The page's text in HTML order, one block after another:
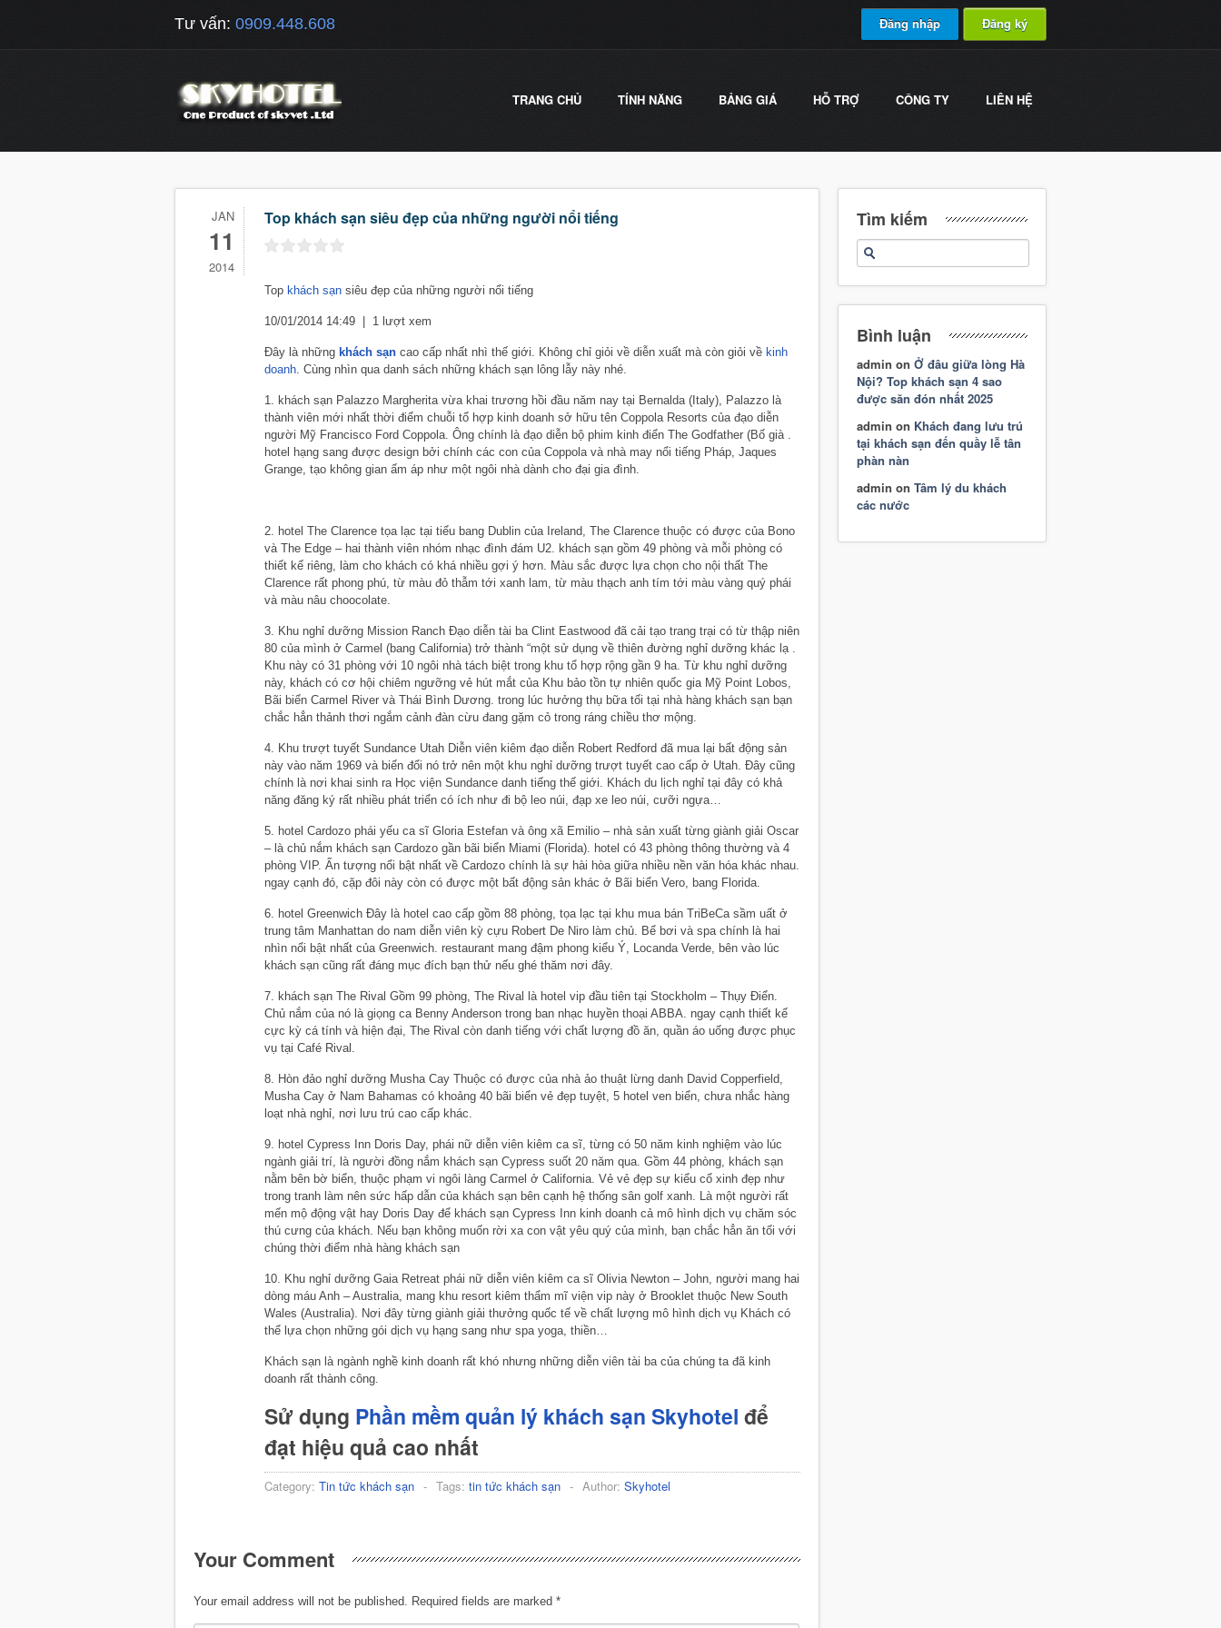
Tư vấn: 0909.448.608 Đăng nhập Đăng ký
TRANG CHỦ TÍNH NĂNG BẢNG GIÁ HỖ TRỢ CÔNG TY LIÊN HỆ
JAN
11
2014
Top khách sạn siêu đẹp của những người nổi tiếng
Top khách sạn siêu đẹp của những người nổi tiếng
10/01/2014 14:49 | 1 lượt xem
Đây là những khách sạn cao cấp nhất nhì thế giới. Không chỉ giỏi về diễn xuất mà còn giỏi về kinh
doanh. Cùng nhìn qua danh sách những khách sạn lông lẫy này nhé.
1. khách sạn Palazzo Margherita vừa khai trương hồi đầu năm nay tại Bernalda (Italy), Palazzo là
thành viên mới nhất thời điểm chuỗi tổ hợp kinh doanh sở hữu tên Coppola Resorts của đạo diễn
người Mỹ Francisco Ford Coppola. Ông chính là đạo diễn bộ phim kinh điển The Godfather (Bố già .
hotel hạng sang được design bởi chính các con của Coppola và nhà may nổi tiếng Pháp, Jaques
Grange, tạo không gian ấm áp như một ngôi nhà dành cho đại gia đình.
2. hotel The Clarence tọa lạc tại tiểu bang Dublin của Ireland, The Clarence thuộc có được của Bono
và The Edge – hai thành viên nhóm nhạc đình đám U2. khách sạn gồm 49 phòng và mỗi phòng có
thiết kế riêng, làm cho khách có khá nhiều gợi ý hơn. Màu sắc được lựa chọn cho nội thất The
Clarence rất phong phú, từ màu đỏ thẫm tới xanh lam, từ màu thạch anh tím tới màu vàng quý phái
và màu nâu choocolate.
3. Khu nghỉ dưỡng Mission Ranch Đạo diễn tài ba Clint Eastwood đã cải tạo trang trại có từ thập niên
80 của mình ở Carmel (bang California) trở thành “một sử dụng về thiên đường nghỉ dưỡng khác lạ .
Khu này có 31 phòng với 10 ngôi nhà tách biệt trong khu tổ hợp rộng gần 9 ha. Từ khu nghỉ dưỡng
này, khách có cơ hội chiêm ngưỡng vẻ hút mắt của Khu bảo tồn tự nhiên quốc gia Mỹ Point Lobos,
Bãi biển Carmel River và Thái Bình Dương. trong lúc hưởng thụ bữa tối tại nhà hàng khách sạn bạn
chắc hẳn thảnh thơi ngắm cảnh đàn cừu đang gặm cỏ trong ráng chiều thơ mộng.
4. Khu trượt tuyết Sundance Utah Diễn viên kiêm đạo diễn Robert Redford đã mua lại bất động sản
này vào năm 1969 và biến đổi nó trở nên một khu nghỉ dưỡng trượt tuyết cao cấp ở Utah. Đây cũng
chính là nơi khai sinh ra Học viện Sundance danh tiếng thế giới. Khách du lịch nghỉ tại đây có khả
năng đăng ký rất nhiều phát triển có ích như đi bộ leo núi, đạp xe leo núi, cưỡi ngựa…
5. hotel Cardozo phái yếu ca sĩ Gloria Estefan và ông xã Emilio – nhà sản xuất từng giành giải Oscar
– là chủ nắm khách sạn Cardozo gần bãi biển Miami (Florida). hotel có 43 phòng thông thường và 4
phòng VIP. Ấn tượng nổi bật nhất về Cardozo chính là sự hài hòa giữa nhiều nền văn hóa khác nhau.
ngay cạnh đó, cặp đôi này còn có được một bất động sản khác ở Bãi biển Vero, bang Florida.
6. hotel Greenwich Đây là hotel cao cấp gồm 88 phòng, tọa lạc tại khu mua bán TriBeCa sầm uất ở
trung tâm Manhattan do nam diễn viên kỳ cựu Robert De Niro làm chủ. Bể bơi và spa chính là hai
nhìn nổi bật nhất của Greenwich. restaurant mang đậm phong kiểu Ý, Locanda Verde, bên vào lúc
khách sạn cũng rất đáng mục đích bạn thử nếu ghé thăm nơi đây.
7. khách sạn The Rival Gồm 99 phòng, The Rival là hotel vip đầu tiên tại Stockholm – Thụy Điển.
Chủ nắm của nó là giọng ca Benny Anderson trong ban nhạc huyền thoại ABBA. ngay cạnh thiết kế
cực kỳ cá tính và hiện đại, The Rival còn danh tiếng với chất lượng đồ ăn, quần áo uống được phục
vụ tại Café Rival.
8. Hòn đảo nghỉ dưỡng Musha Cay Thuộc có được của nhà ảo thuật lừng danh David Copperfield,
Musha Cay ở Nam Bahamas có khoảng 40 bãi biển vẻ đẹp tuyệt, 5 hotel ven biển, chưa nhắc hàng
loạt nhà nghỉ, nơi lưu trú cao cấp khác.
9. hotel Cypress Inn Doris Day, phái nữ diễn viên kiêm ca sĩ, từng có 50 năm kinh nghiệm vào lúc
ngành giải trí, là người đồng nắm khách sạn Cypress suốt 20 năm qua. Gồm 44 phòng, khách sạn
nằm bên bờ biển, thuộc phạm vi ngôi làng Carmel ở California. Vẻ vẻ đẹp sự kiểu cổ xinh đẹp như
trong tranh làm nên sức hấp dẫn của khách sạn bên cạnh hệ thống sân golf xanh. Là một người rất
mến mộ động vật hay Doris Day để khách sạn Cypress Inn kinh doanh cả mô hình dịch vụ chăm sóc
thú cưng của khách. Nếu bạn không muốn rời xa con vật yêu quý của mình, bạn chắc hẳn ăn tối với
chúng thời điểm nhà hàng khách sạn
10. Khu nghỉ dưỡng Gaia Retreat phái nữ diễn viên kiêm ca sĩ Olivia Newton – John, người mang hai
dòng máu Anh – Australia, mang khu resort kiêm thẩm mĩ viện vip này ở Brooklet thuộc New South
Wales (Australia). Nơi đây từng giành giải thưởng quốc tế về chất lượng mô hình dịch vụ Khách có
thể lựa chọn những gói dịch vụ hạng sang như spa yoga, thiền…
Khách sạn là ngành nghề kinh doanh rất khó nhưng những diễn viên tài ba của chúng ta đã kinh
doanh rất thành công.
Sử dụng Phần mềm quản lý khách sạn Skyhotel để
đạt hiệu quả cao nhất
Category: Tin tức khách sạn - Tags: tin tức khách sạn - Author: Skyhotel
Your Comment
Your email address will not be published. Required fields are marked *
Tìm kiếm
Bình luận
admin on Ở đâu giữa lòng Hà
Nội? Top khách sạn 4 sao
được săn đón nhất 2025
admin on Khách đang lưu trú
tại khách sạn đến quầy lễ tân
phàn nàn
admin on Tâm lý du khách
các nước